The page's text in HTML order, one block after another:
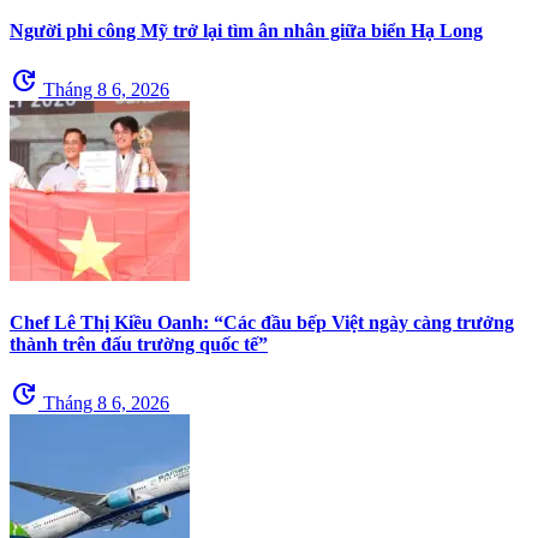
Người phi công Mỹ trở lại tìm ân nhân giữa biển Hạ Long
update Tháng 8 6, 2026
Chef Lê Thị Kiều Oanh: “Các đầu bếp Việt ngày càng trưởng
thành trên đấu trường quốc tế”
update Tháng 8 6, 2026